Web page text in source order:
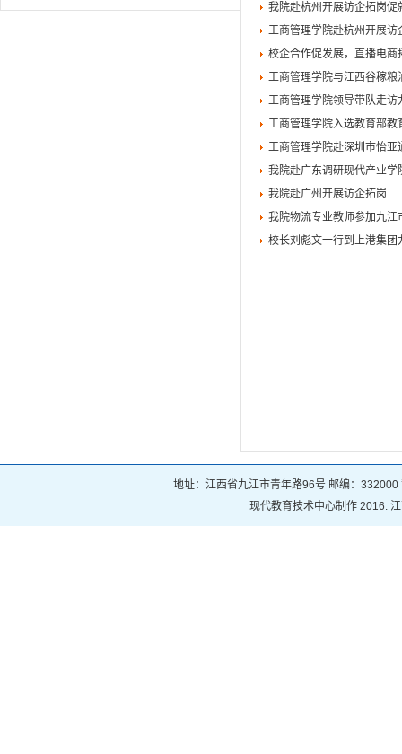
我院赴杭州开展访企拓岗促
工商管理学院赴杭州开展
校企合作促发展，直播电
工商管理学院与江西谷稼
工商管理学院领导带队走
工商管理学院入选教育部
工商管理学院赴深圳市怡
我院赴广东调研现代产业
我院赴广州开展访企拓岗
我院物流专业教师参加九
校长刘彪文一行到上港集
地址：江西省九江市青年路96号 邮编：
现代教育技术中心制作 2016.